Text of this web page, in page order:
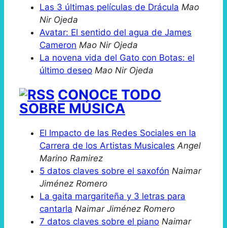
Las 3 últimas películas de Drácula Mao
Nir Ojeda
Avatar: El sentido del agua de James
Cameron Mao Nir Ojeda
La novena vida del Gato con Botas: el
último deseo Mao Nir Ojeda
CONOCE TODO
SOBRE MÚSICA
El Impacto de las Redes Sociales en la
Carrera de los Artistas Musicales Angel
Marino Ramirez
5 datos claves sobre el saxofón Naimar
Jiménez Romero
La gaita margariteña y 3 letras para
cantarla Naimar Jiménez Romero
7 datos claves sobre el piano Naimar